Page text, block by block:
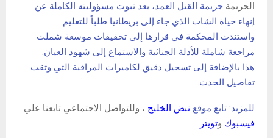
الجريمة جريمة القتل العمد، بعد ثبوت مسؤوليته الكاملة عن
إنهاء حياة الشاب الذي جاء إلى بريطانيا طلباً للتعليم.
واستندت المحكمة في قرارها إلى تحقيقات موسعة شملت
مراجعة شاملة للأدلة الجنائية والاستماع إلى شهود العيان.
هذا بالإضافة إلى تسجيل دقيق لكاميرات المراقبة التي وثقت
تفاصيل الحدث.
للمزيد: تابع موقع نبض الخليج ، وللتواصل الاجتماعي تابعنا علي
فيسبوك وتويتر